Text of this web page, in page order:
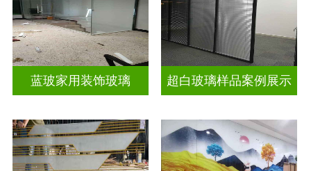
蓝玻家用装饰玻璃 超白玻璃样品案例展示